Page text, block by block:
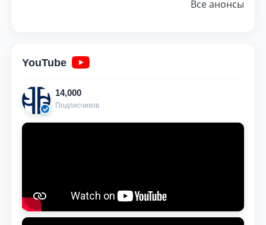
Все анонсы
YouTube
14,000
Подписчиков